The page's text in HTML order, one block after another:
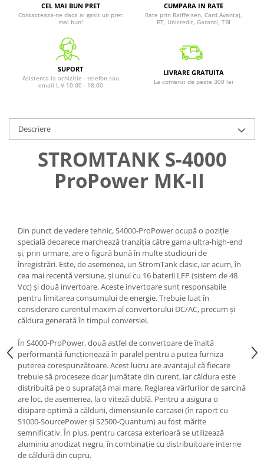
CEL MAI BUN PRET
Contacteaza-ne daca ai gasit un pret
mai bun!
CUMPARA IN RATE
Rate prin Raiffeisen, Card Avantaj,
BT, Unicredit, Garanti, TBI
SUPORT
Asistenta la achizitie - telefon sau
email L-V 10:00 - 18:00
LIVRARE GRATUITA
La comenzi de peste 300 lei
Descriere
STROMTANK S-4000
ProPower MK-II
Din punct de vedere tehnic, S4000-ProPower ocupă o poziție
specială deoarece marchează tranziția către gama ultra-high-end
și, prin urmare, are o figură bună în multe studiouri de
înregistrări. Este, de asemenea, un StromTank clasic, iar acum, în
cea mai recentă versiune, și unul cu 16 baterii LFP (sistem de 48
Vcc) și două invertoare. Aceste invertoare sunt responsabile
pentru limitarea consumului de energie. Trebuie luat în
considerare curentul maxim al convertorului DC/AC, precum și
căldura generată în timpul conversiei.
În S4000-ProPower, două astfel de convertoare de înaltă
performanță funcționează în paralel pentru a putea furniza
puterea corespunzătoare. Acest lucru are avantajul că fiecare
trebuie să proceseze doar jumătate din curent, iar căldura este
distribuită pe o suprafață mai mare. Reglarea vârfurilor de sarcină
are loc, de asemenea, la o viteză dublă. Pentru a asigura o
disipare optimă a căldurii, dimensiunile carcasei (în raport cu
S1000-SourcePower și S2500-Quantum) au fost mărite
semnificativ. În plus, pentru carcasa exterioară se utilizează
aluminiu anodizat negru, în combinație cu distribuitoare interne
de căldură din cupru.